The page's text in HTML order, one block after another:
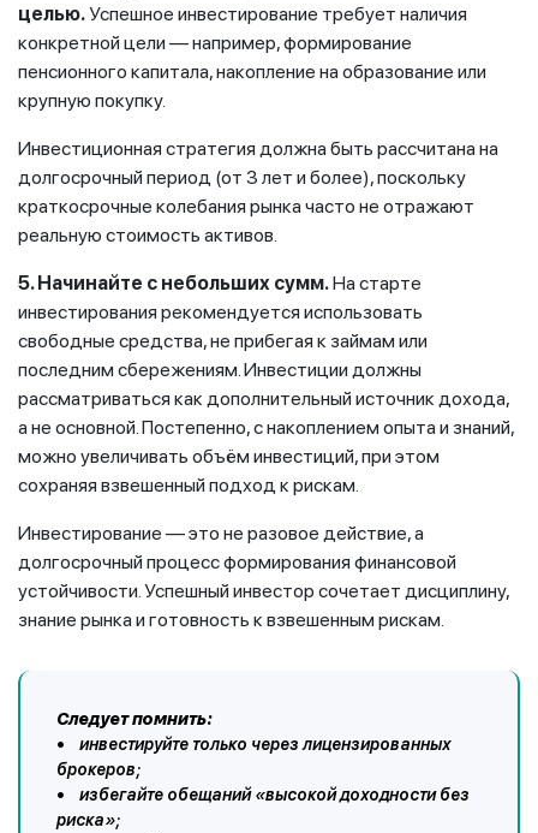
целью.Успешное инвестирование требует наличия
конкретной цели — например, формирование
пенсионного капитала, накопление на образование или
крупную покупку.
Инвестиционная стратегия должна быть рассчитана на
долгосрочный период (от 3 лет и более), поскольку
краткосрочные колебания рынка часто не отражают
реальную стоимость активов.
5. Начинайте с небольших сумм.На старте
инвестирования рекомендуется использовать
свободные средства, не прибегая к займам или
последним сбережениям. Инвестиции должны
рассматриваться как дополнительный источник дохода,
а не основной. Постепенно, с накоплением опыта и знаний,
можно увеличивать объём инвестиций, при этом
сохраняя взвешенный подход к рискам.
Инвестирование — это не разовое действие, а
долгосрочный процесс формирования финансовой
устойчивости. Успешный инвестор сочетает дисциплину,
знание рынка и готовность к взвешенным рискам.
Следует помнить:
• инвестируйте только через лицензированных
брокеров;
• избегайте обещаний «высокой доходности без
риска»;